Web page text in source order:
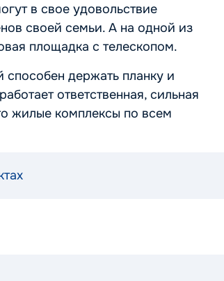
в свое удовольствие
своей семьи. А на одной из
площадка с телескопом.
держать планку и
ответственная, сильная
жилые комплексы по всем